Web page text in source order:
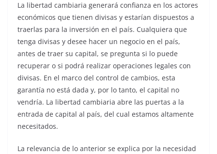
La libertad cambiaria generará confianza en los actores
económicos que tienen divisas y estarían dispuestos a
traerlas para la inversión en el país. Cualquiera que
tenga divisas y desee hacer un negocio en el país,
antes de traer su capital, se pregunta si lo puede
recuperar o si podrá realizar operaciones legales con
divisas. En el marco del control de cambios, esta
garantía no está dada y, por lo tanto, el capital no
vendría. La libertad cambiaria abre las puertas a la
entrada de capital al país, del cual estamos altamente
necesitados.
La relevancia de lo anterior se explica por la necesidad